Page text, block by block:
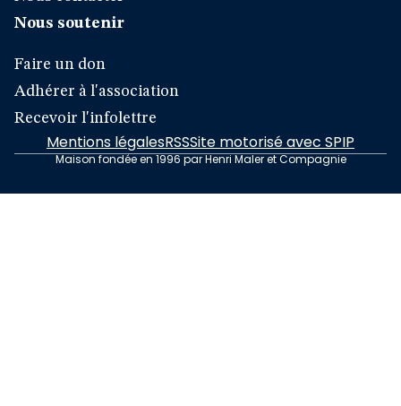
Nous soutenir
Faire un don
Adhérer à l'association
Recevoir l'infolettre
Mentions légalesRSSSite motorisé avec SPIP
Maison fondée en 1996 par Henri Maler et Compagnie